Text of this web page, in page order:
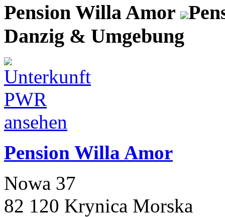
Pension Willa Amor
Danzig & Umgebung
Pension Willa Amor
Nowa 37
82 120 Krynica Morska